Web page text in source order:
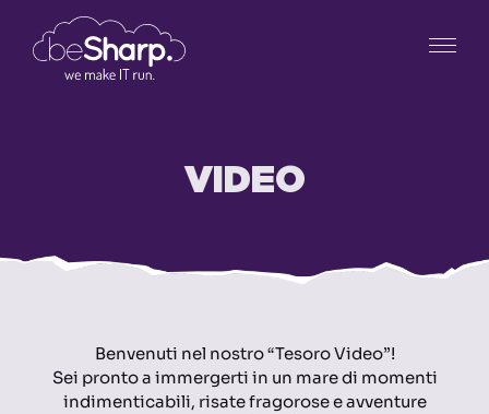
VIDEO
Benvenuti nel nostro “Tesoro Video”!
Sei pronto a immergerti in un mare di momenti
indimenticabili, risate fragorose e avventure